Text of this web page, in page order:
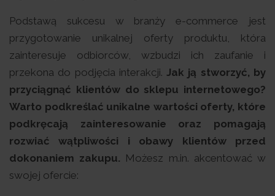
Podstawą sukcesu w branży e-commerce jest
przygotowanie unikalnej oferty produktu, która
zainteresuje odbiorców, wzbudzi ich zaufanie i
przekona do podjęcia interakcji. Jak ją stworzyć, by
przyciągnąć klientów do sklepu internetowego?
Warto podkreślać unikalne wartości oferty, które
podkręcają zainteresowanie oraz pomagają
rozwiać wątpliwości i obawy klientów przed
dokonaniem zakupu. Możesz m.in. akcentować w
swojej ofercie: